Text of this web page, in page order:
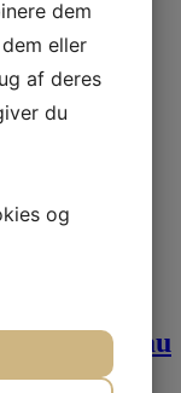
Shrimp
Mi Lau
dem
eller
af deres
du
og